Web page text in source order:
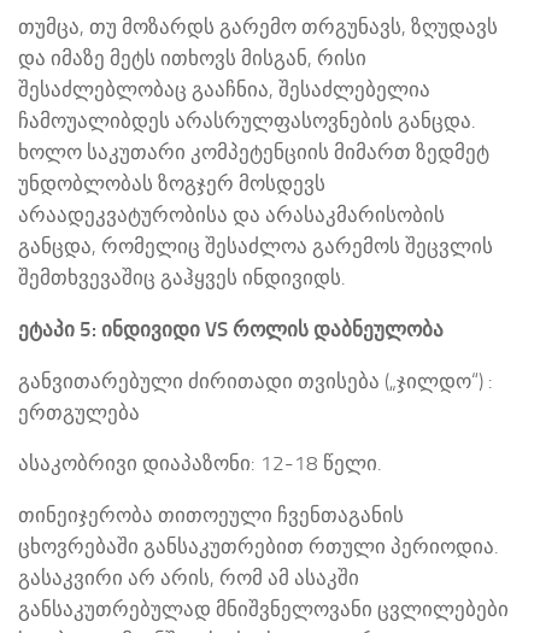
თუმცა, თუ მოზარდს გარემო თრგუნავს, ზღუდავს
და იმაზე მეტს ითხოვს მისგან, რისი
შესაძლებლობაც გააჩნია, შესაძლებელია
ჩამოუალიბდეს არასრულფასოვნების განცდა.
ხოლო საკუთარი კომპეტენციის მიმართ ზედმეტ
უნდობლობას ზოგჯერ მოსდევს
არაადეკვატურობისა და არასაკმარისობის
განცდა, რომელიც შესაძლოა გარემოს შეცვლის
შემთხვევაშიც გაჰყვეს ინდივიდს.
ეტაპი 5: ინდივიდი VS როლის დაბნეულობა
განვითარებული ძირითადი თვისება („ჯილდო“) :
ერთგულება
ასაკობრივი დიაპაზონი: 12-18 წელი.
თინეიჯერობა თითოეული ჩვენთაგანის
ცხოვრებაში განსაკუთრებით რთული პერიოდია.
გასაკვირი არ არის, რომ ამ ასაკში
განსაკუთრებულად მნიშვნელოვანი ცვლილებები